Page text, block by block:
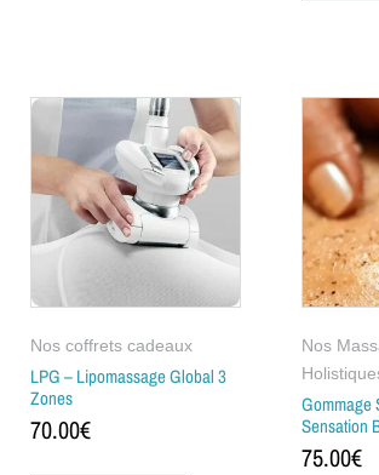
Nos coffrets cadeaux
LPG – Lipomassage Global 3
Zones
70.00€
Nos
Gommage
Sensation
75.00€